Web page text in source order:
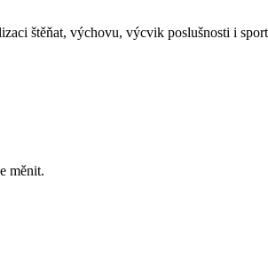
štěňat, výchovu, výcvik poslušnosti i
měnit.